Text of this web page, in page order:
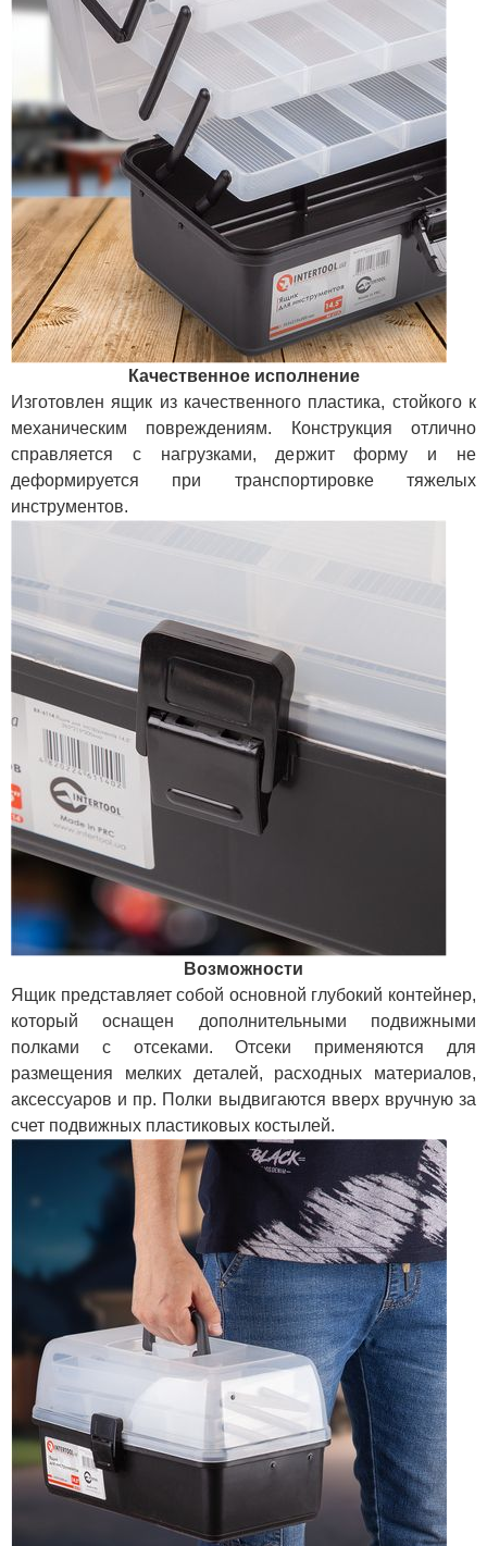
Качественное исполнение
Изготовлен ящик из качественного пластика, стойкого к
механическим повреждениям. Конструкция отлично
справляется с нагрузками, держит форму и не
деформируется при транспортировке тяжелых
инструментов.
Возможности
Ящик представляет собой основной глубокий контейнер,
который оснащен дополнительными подвижными
полками с отсеками. Отсеки применяются для
размещения мелких деталей, расходных материалов,
аксессуаров и пр. Полки выдвигаются вверх вручную за
счет подвижных пластиковых костылей.